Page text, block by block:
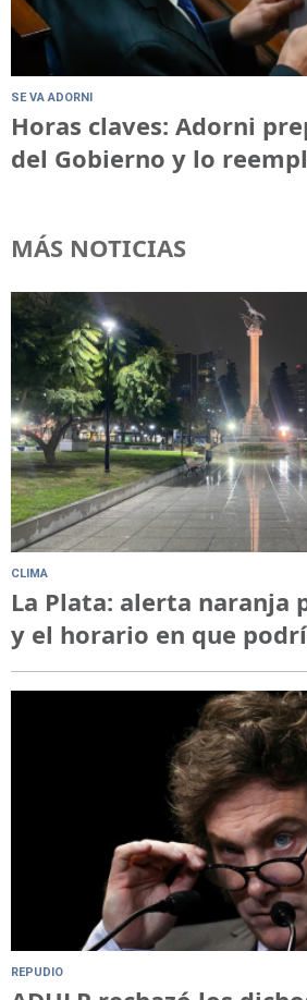
SE VA ADORNI
Horas claves: Adorni
del Gobierno y lo
MÁS NOTICIAS
CLIMA
La Plata: alerta naranja
y el horario en que
REPUDIO